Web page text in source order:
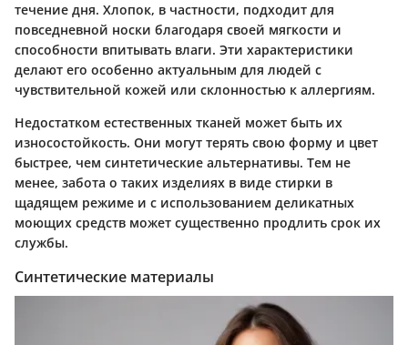
течение дня. Хлопок, в частности, подходит для
повседневной носки благодаря своей мягкости и
способности впитывать влаги. Эти характеристики
делают его особенно актуальным для людей с
чувствительной кожей или склонностью к аллергиям.
Недостатком естественных тканей может быть их
износостойкость. Они могут терять свою форму и цвет
быстрее, чем синтетические альтернативы. Тем не
менее, забота о таких изделиях в виде стирки в
щадящем режиме и с использованием деликатных
моющих средств может существенно продлить срок их
службы.
Синтетические материалы